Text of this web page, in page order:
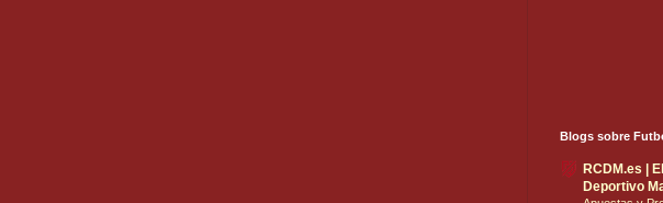
Blogs sobre
RCDM.es |
Deportivo